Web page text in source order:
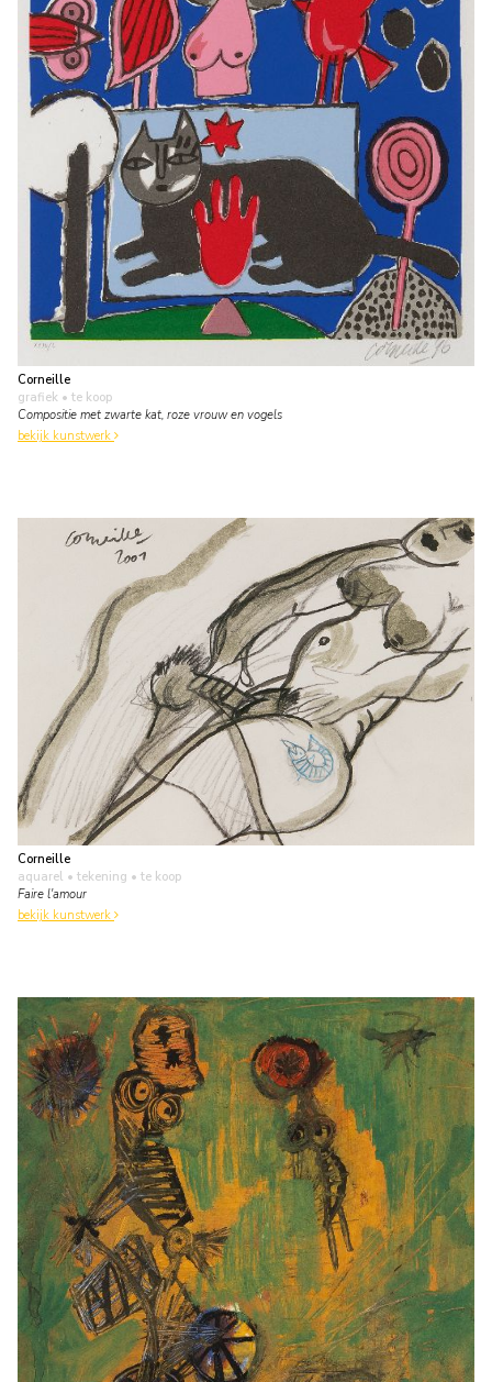
Corneille
grafiek • te koop
Compositie met zwarte kat, roze vrouw en vogels
bekijk kunstwerk
Corneille
aquarel • tekening • te koop
Faire l'amour
bekijk kunstwerk